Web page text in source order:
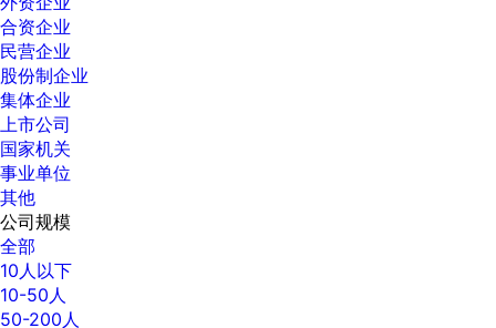
合资企业
民营企业
股份制企业
集体企业
上市公司
国家机关
事业单位
其他
公司规模
全部
10人以下
10-50人
50-200人